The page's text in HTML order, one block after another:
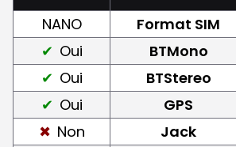
NANO Format SIM
Oui
BTMono
Oui
BTStereo
Oui
GPS
Non
Jack